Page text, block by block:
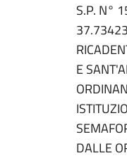
S.P. N°
E
DALLE